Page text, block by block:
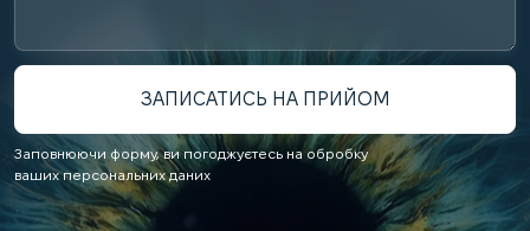
Заповнюючи форму, ви погоджуєтесь на обробку
ваших персональних даних